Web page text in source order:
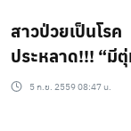
สาวป่วยเป็นโรค
ประหลาด!!! “มี
ลำตัว” พร้อมทั้งมี
5 ก.ย. 2559 08:47 น.